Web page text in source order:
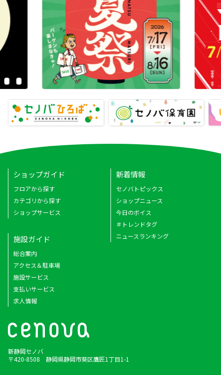
ショップガイド
フロアから探す
カテゴリから探す
ショップサービス
新着情報
セノバトピックス
ショップニュース
今日のボイス
＃トレンドタグ
ニュースランキング
施設ガイド
総合案内
アクセス＆駐車場
施設サービス
支払いサービス
求人情報
新静岡セノバ
〒420-8508 静岡県静岡市葵区鷹匠1丁目1-1